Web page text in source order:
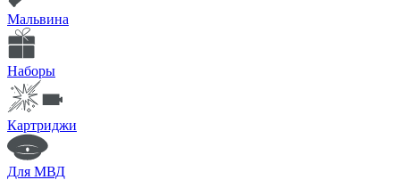
Мальвина
Наборы
Картриджи
Для МВД